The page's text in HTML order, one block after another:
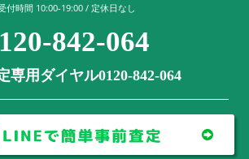
付時間 10:00-19:00 / 定休日なし
842-064
専用ダイヤル0120-842-064